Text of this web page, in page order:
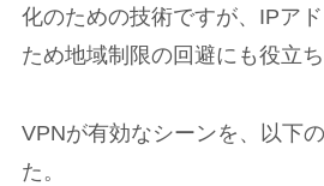
化のための技術ですが、IPア
ため地域制限の回避にも役立ち
VPNが有効なシーンを、以下
た。